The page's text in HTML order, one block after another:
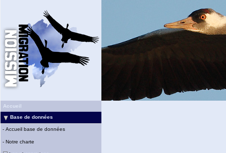
Accueil
Base de données
- Accueil base de données
- Notre charte